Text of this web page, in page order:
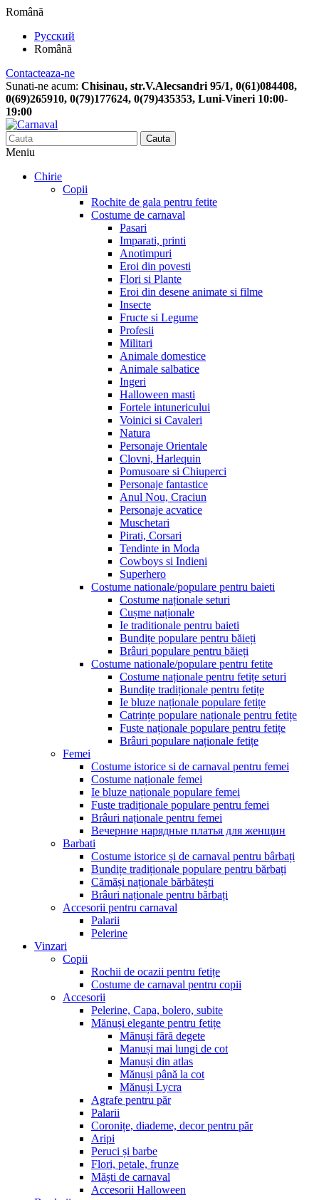
Română
Русский
Română
Contacteaza-ne
Sunati-ne acum: Chisinau, str.V.Alecsandri 95/1, 0(61)084408,
0(69)265910, 0(79)177624, 0(79)435353, Luni-Vineri 10:00-
19:00
Cauta
Meniu
Chirie
Copii
Rochite de gala pentru fetite
Costume de carnaval
Pasari
Imparati, printi
Anotimpuri
Eroi din povesti
Flori si Plante
Eroi din desene animate si filme
Insecte
Fructe si Legume
Profesii
Militari
Animale domestice
Animale salbatice
Ingeri
Halloween masti
Fortele intunericului
Voinici si Cavaleri
Natura
Personaje Orientale
Clovni, Harlequin
Pomusoare si Chiuperci
Personaje fantastice
Anul Nou, Craciun
Personaje acvatice
Muschetari
Pirati, Corsari
Tendinte in Moda
Cowboys si Indieni
Superhero
Costume nationale/populare pentru baieti
Costume naționale seturi
Cușme naționale
Ie traditionale pentru baieti
Bundițe populare pentru băieți
Brâuri populare pentru băieți
Costume nationale/populare pentru fetite
Costume naționale pentru fetițe seturi
Bundițe tradiționale pentru fetițe
Ie bluze naționale populare fetițe
Catrințe populare naționale pentru fetițe
Fuste naționale populare pentru fetițe
Brâuri populare naționale fetițe
Femei
Costume istorice si de carnaval pentru femei
Costume naționale femei
Ie bluze naționale populare femei
Fuste tradiționale populare pentru femei
Brâuri naționale pentru femei
Вечерние нарядные платья для женщин
Barbati
Costume istorice și de carnaval pentru bârbați
Bundițe tradiționale populare pentru bărbați
Cămăși naționale bărbătești
Brâuri naționale pentru bărbați
Accesorii pentru carnaval
Palarii
Pelerine
Vinzari
Copii
Rochii de ocazii pentru fetițe
Costume de carnaval pentru copii
Accesorii
Pelerine, Capa, bolero, subite
Mănuși elegante pentru fetițe
Mănuși fără degete
Manuși mai lungi de cot
Manuși din atlas
Mănuși până la cot
Mănuși Lycra
Agrafe pentru păr
Palarii
Coronițe, diademe, decor pentru păr
Aripi
Peruci și barbe
Flori, petale, frunze
Măști de carnaval
Accesorii Halloween